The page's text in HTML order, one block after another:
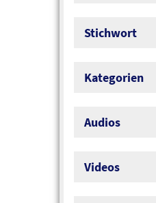
Stichwort
Kategorien
Audios
Videos